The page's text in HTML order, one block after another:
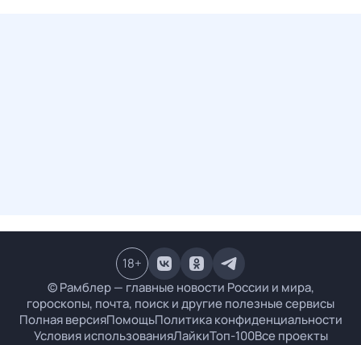
© Рамблер — главные новости России и мира,
гороскопы, почта, поиск и другие полезные сервисы
Полная версияПомощьПолитика конфиденциальности
Условия использованияЛайкиТоп-100Все проекты
18+